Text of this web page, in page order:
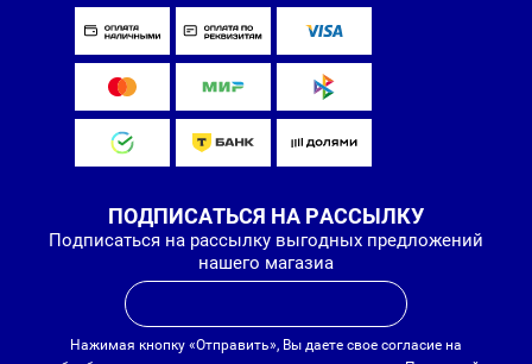
ПОДПИСАТЬСЯ НА РАССЫЛКУ
Подписаться на рассылку выгодных предложений
нашего магазиа
Нажимая кнопку «Отправить», Вы даете свое согласие на